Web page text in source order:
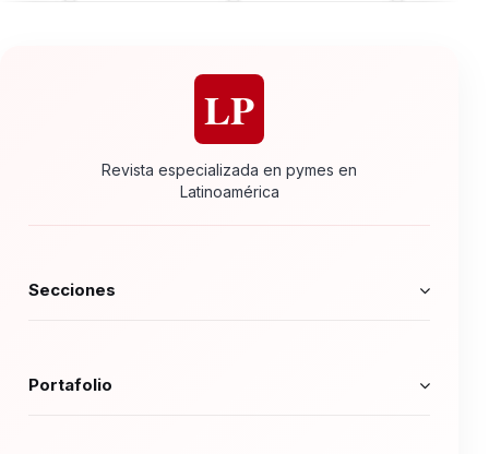
LP
Revista especializada en pymes en
Latinoamérica
Secciones
Portafolio